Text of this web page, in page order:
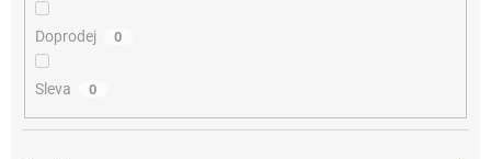
Doprodej 0
Sleva 0